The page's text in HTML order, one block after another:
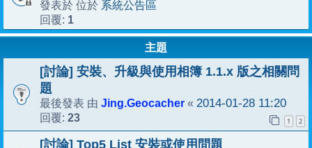
發表於 位於 系統公告區
回覆: 1
主題
[討論] 安裝、升級與使用相簿 1.1.x 版之相關問
題
最後發表 由 Jing.Geocacher « 2014-01-28 11:20
回覆: 23 1 2
[討論] Top5 List 安裝或使用問題